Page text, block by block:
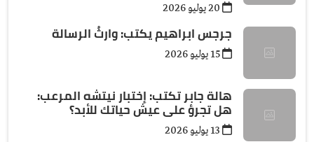
جرجس ابراهيم يكتب: وارثُ الرسالة
هالة جابر تكتب: إختبار نيتشه المرعب:
هل تجرؤ على عيش حياتك للأبد؟